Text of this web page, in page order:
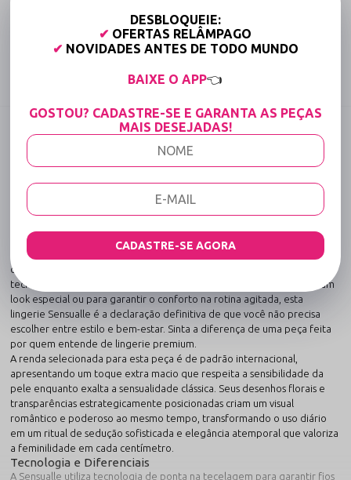
Tabela de medidas
Compartilhe:
DESCRIÇÃO COMPLETA
2209
Rosa
Sofisticação artesanal aliada à tecnologia têxtil de ponta.
Feito em Renda - Me esquece - Rosa, uma obra-prima de design e
funcionalidade. Esta peça foi meticulosamente construída para
oferecer o suporte necessário com uma leveza sem igual, utilizando
tecidos que se moldam perfeitamente ao corpo. Seja para compor um
look especial ou para garantir o conforto na rotina agitada, esta
lingerie Sensualle é a declaração definitiva de que você não precisa
escolher entre estilo e bem-estar. Sinta a diferença de uma peça feita
por quem entende de lingerie premium.
A renda selecionada para esta peça é de padrão internacional,
apresentando um toque extra macio que respeita a sensibilidade da
pele enquanto exalta a sensualidade clássica. Seus desenhos florais e
transparências estrategicamente posicionadas criam um visual
romântico e poderoso ao mesmo tempo, transformando o uso diário
em um ritual de sedução sofisticada e elegância atemporal que valoriza
a feminilidade em cada centímetro.
Tecnologia e Diferenciais
A Sensualle utiliza tecnologia de ponta na tecelagem para garantir fios
DESBLOQUEIE:
✔ OFERTAS RELÂMPAGO
✔ NOVIDADES ANTES DE TODO MUNDO
BAIXE O APP👈
GOSTOU? CADASTRE-SE E GARANTA AS PEÇAS
MAIS DESEJADAS!
CADASTRE-SE AGORA